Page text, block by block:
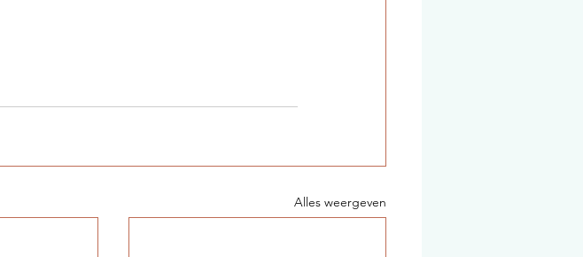
Alles weergeven